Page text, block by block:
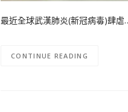
最近全球武漢肺炎(新冠病毒)肆
CONTINUE READING